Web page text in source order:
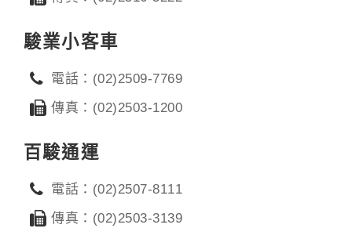
駿業小客車
電話：(02)2509-7769
傳真：(02)2503-1200
百駿通運
電話：(02)2507-8111
傳真：(02)2503-3139